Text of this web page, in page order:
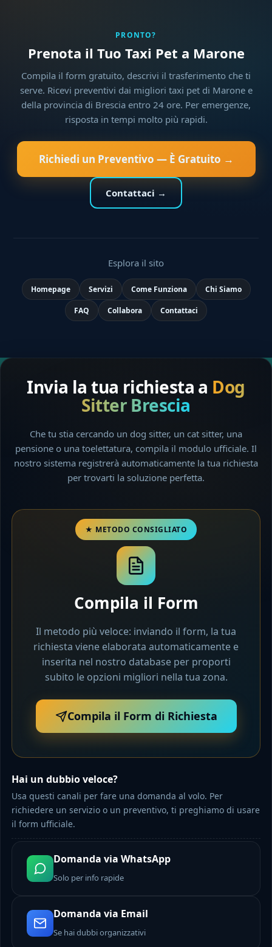
PRONTO?
Prenota il Tuo Taxi Pet a Marone
Compila il form gratuito, descrivi il trasferimento che ti
serve. Ricevi preventivi dai migliori taxi pet di Marone e
della provincia di Brescia entro 24 ore. Per emergenze,
risposta in tempi molto più rapidi.
Richiedi un Preventivo — È Gratuito →
Contattaci →
Esplora il sito
Homepage Servizi Come Funziona Chi Siamo
FAQ Collabora Contattaci
Invia la tua richiesta a Dog
Sitter Brescia
Che tu stia cercando un dog sitter, un cat sitter, una
pensione o una toelettatura, compila il modulo ufficiale. Il
nostro sistema registrerà automaticamente la tua richiesta
per trovarti la soluzione perfetta.
Compila il Form
Il metodo più veloce: inviando il form, la tua
richiesta viene elaborata automaticamente e
inserita nel nostro database per proporti
subito le opzioni migliori nella tua zona.
Compila il Form di Richiesta
Hai un dubbio veloce?
Usa questi canali per fare una domanda al volo. Per
richiedere un servizio o un preventivo, ti preghiamo di usare
il form ufficiale.
Domanda via WhatsApp
Solo per info rapide
Domanda via Email
Se hai dubbi organizzativi